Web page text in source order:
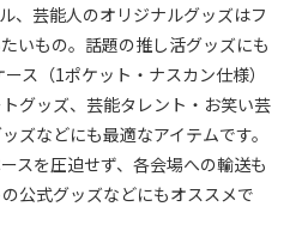
、芸能人のオリジナルグッズはフ
いもの。話題の推し活グッズにも
ス（1ポケット・ナスカン仕様）
グッズ、芸能タレント・お笑い芸
ズなどにも最適なアイテムです。
スを圧迫せず、各会場への輸送も
公式グッズなどにもオススメで